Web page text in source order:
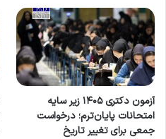
آزمون دکتری ۱۴۰۵ زیر سایه
امتحانات پایان‌ترم؛ درخواست
جمعی برای تغییر تاریخ